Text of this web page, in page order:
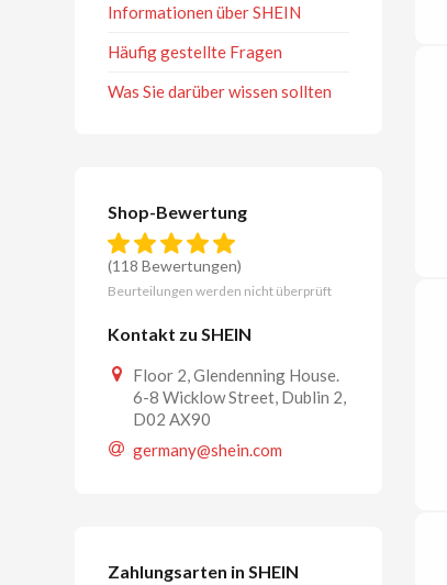
Informationen über SHEIN
Häufig gestellte Fragen
Was Sie darüber wissen sollten
Shop-Bewertung
(118 Bewertungen)
Beurteilungen werden nicht überprüft
Kontakt zu SHEIN
Floor 2, Glendenning House.
6-8 Wicklow Street, Dublin 2,
D02 AX90
germany@shein.com
Zahlungsarten in SHEIN